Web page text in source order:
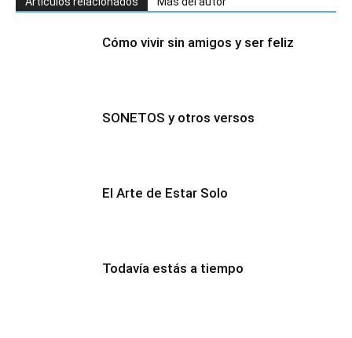
Cómo vivir sin amigos y ser feliz
SONETOS y otros versos
El Arte de Estar Solo
Todavía estás a tiempo